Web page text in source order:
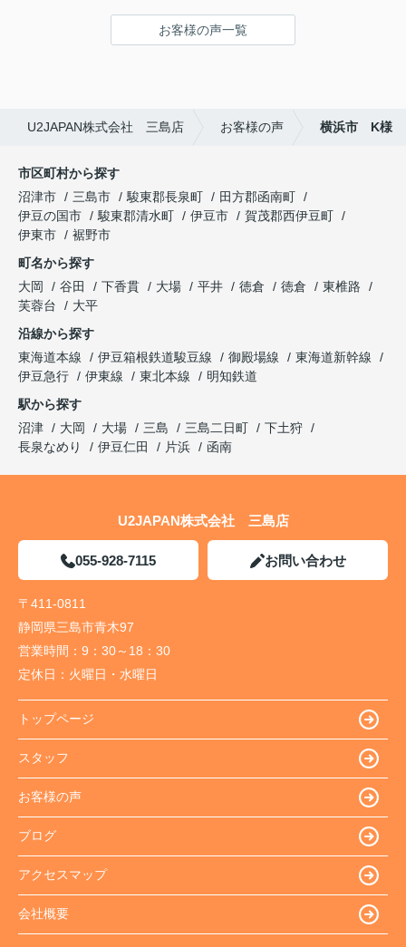
見・ご感想をお聞かせください。
A3 親切な対応で、安心してお任せ出来ました
お客様の声一覧
U2JAPAN株式会社 三島店 お客様の声 横浜市 K様
市区町村から探す
沼津市
三島市 駿東郡長泉町
田方郡函南町
伊豆の国市
駿東郡清水町 伊豆市
賀茂郡西伊豆町
伊東市
裾野市
町名から探す
大岡
谷田 下香貫 大場 平井 徳倉 徳倉
東椎路
芙蓉台
大平
沿線から探す
東海道本線
伊豆箱根鉄道駿豆線 御殿場線
東海道新幹線
伊豆急行
伊東線 東北本線
明知鉄道
駅から探す
沼津
大岡 大場 三島 三島二日町
下土狩
長泉なめり
伊豆仁田 片浜 函南
U2JAPAN株式会社 三島店
055-928-7115 お問い合わせ
〒411-0811
静岡県三島市青木97
営業時間： 9：30～18：30
定休日： 火曜日・水曜日
トップページ
スタッフ
お客様の声
ブログ
アクセスマップ
会社概要